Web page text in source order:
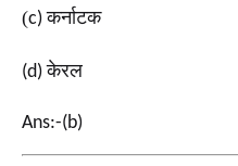
(c)कर्नाटक
(d)केरल
Ans:-(b)